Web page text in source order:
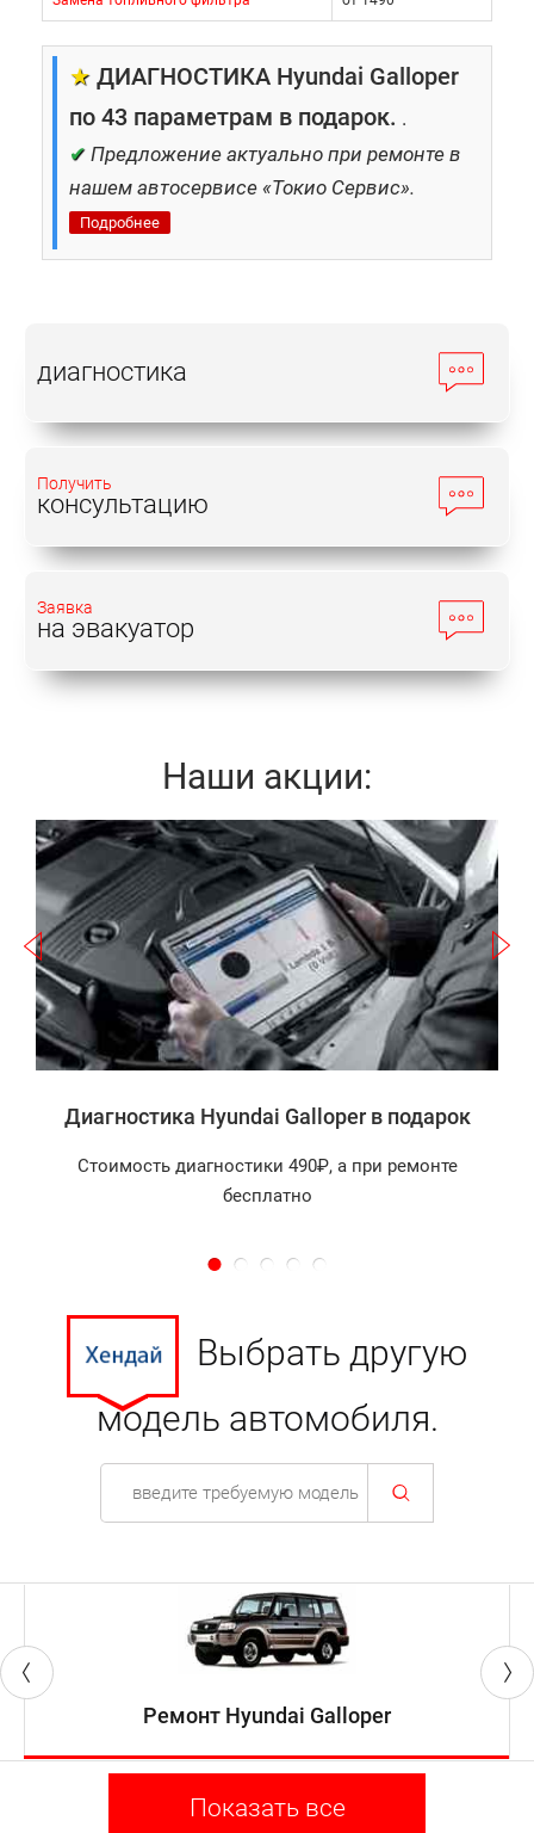
★ ДИАГНОСТИКА Hyundai Galloper
по 43 параметрам в подарок. .
✔ Предложение актуально при ремонте в
нашем автосервисе «Токио Сервис».
Подробнее
диагностика
Получить
консультацию
Заявка
на эвакуатор
Наши акции:
Записаться
Диагностика Hyundai Galloper в подарок
Стоимость диагностики 490₽, а при ремонте
бесплатно
Выбрать другую
модель автомобиля.
Ремонт Hyundai Galloper
Показать все